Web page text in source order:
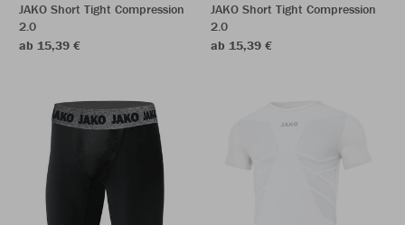
JAKO Short Tight Compression
2.0
ab 15,39 €
JAKO Short Tight Compression
2.0
ab 15,39 €